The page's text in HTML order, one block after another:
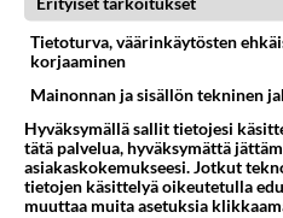
Muistatko Mikkelin
Tietoturva, väärinkäytösten
korjaaminen
Mainonnan ja sisällön tekninen
Hyväksymällä sallit tietojesi
tätä palvelua, hyväksymättä
asiakaskokemukseesi. Jotkut
tietojen käsittelyä oikeutetulla
muuttaa muita asetuksia